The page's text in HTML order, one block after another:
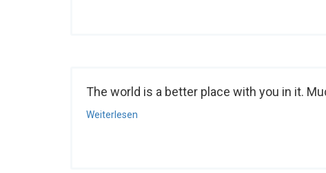
The world is a better place with you in it.
Weiterlesen